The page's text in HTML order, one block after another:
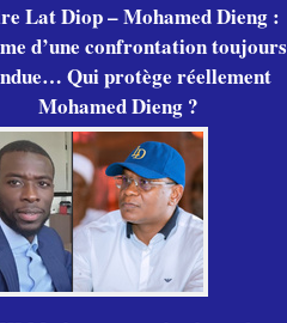
Lat Diop – Mohamed Dieng :
d’une confrontation toujours
Qui protège réellement
Mohamed Dieng ?